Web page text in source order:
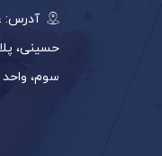
آدرس:
سوم، واحد ۱۲